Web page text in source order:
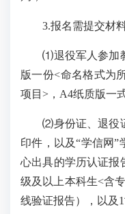
3.报名需提交材料
⑴退役军人参加教
版一份<命名格式为
项目>，A4纸质版一
⑵身份证、退役证
印件，以及“学信网”
心出具的学历认证报
级及以上本科生<含
线验证报告），以及